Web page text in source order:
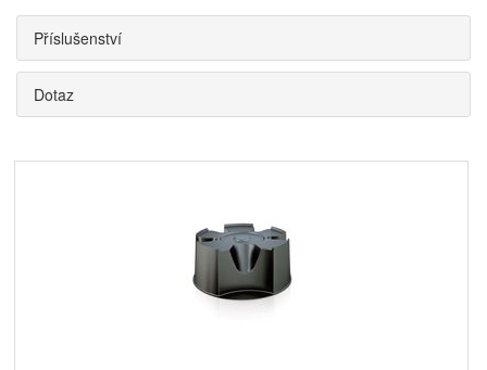
Příslušenství
Dotaz